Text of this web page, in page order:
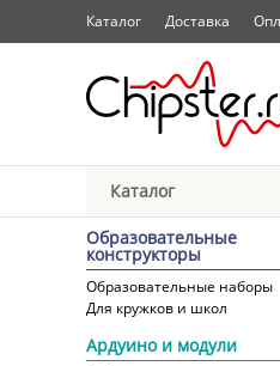
Каталог Доставка
Каталог
Образовательные
конструкторы
Образовательные наборы
Для кружков и школ
Ардуино и модули